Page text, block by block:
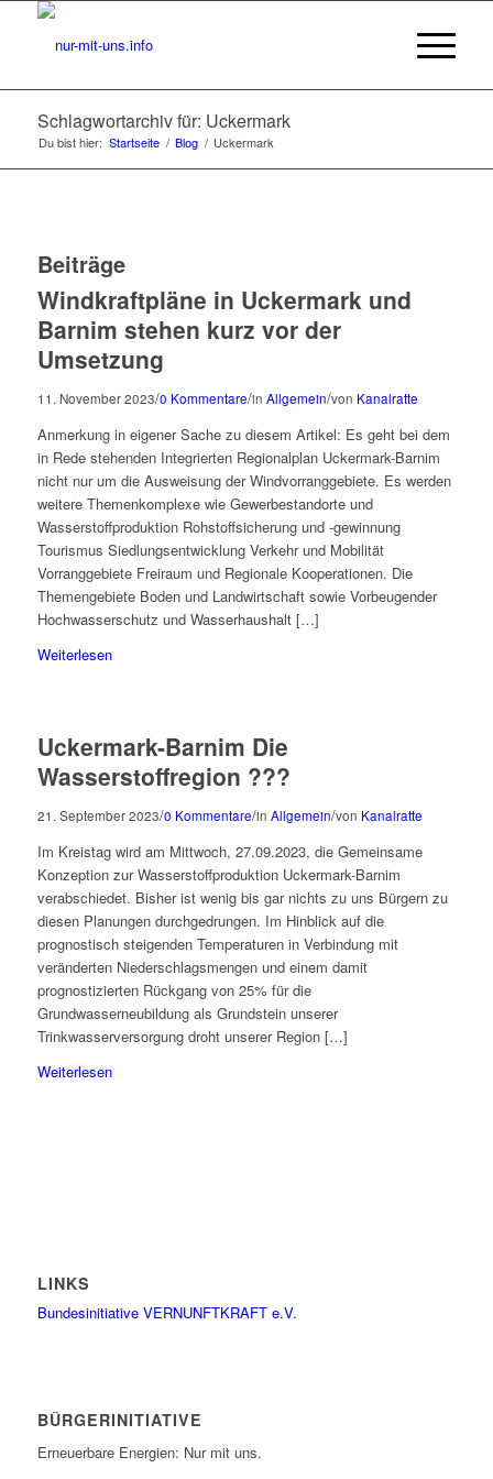
Schlagwortarchiv für: Uckermark
Du bist hier: Startseite / Blog / Uckermark
Beiträge
Windkraftpläne in Uckermark und
Barnim stehen kurz vor der
Umsetzung
11. November 2023/0 Kommentare/in Allgemein/von Kanalratte
Anmerkung in eigener Sache zu diesem Artikel: Es geht bei dem
in Rede stehenden Integrierten Regionalplan Uckermark-Barnim
nicht nur um die Ausweisung der Windvorranggebiete. Es werden
weitere Themenkomplexe wie Gewerbestandorte und
Wasserstoffproduktion Rohstoffsicherung und -gewinnung
Tourismus Siedlungsentwicklung Verkehr und Mobilität
Vorranggebiete Freiraum und Regionale Kooperationen. Die
Themengebiete Boden und Landwirtschaft sowie Vorbeugender
Hochwasserschutz und Wasserhaushalt […]
Weiterlesen
Uckermark-Barnim Die
Wasserstoffregion ???
21. September 2023/0 Kommentare/in Allgemein/von Kanalratte
Im Kreistag wird am Mittwoch, 27.09.2023, die Gemeinsame
Konzeption zur Wasserstoffproduktion Uckermark-Barnim
verabschiedet. Bisher ist wenig bis gar nichts zu uns Bürgern zu
diesen Planungen durchgedrungen. Im Hinblick auf die
prognostisch steigenden Temperaturen in Verbindung mit
veränderten Niederschlagsmengen und einem damit
prognostizierten Rückgang von 25% für die
Grundwasserneubildung als Grundstein unserer
Trinkwasserversorgung droht unserer Region […]
Weiterlesen
LINKS
Bundesinitiative VERNUNFTKRAFT e.V.
BÜRGERINITIATIVE
Erneuerbare Energien: Nur mit uns.